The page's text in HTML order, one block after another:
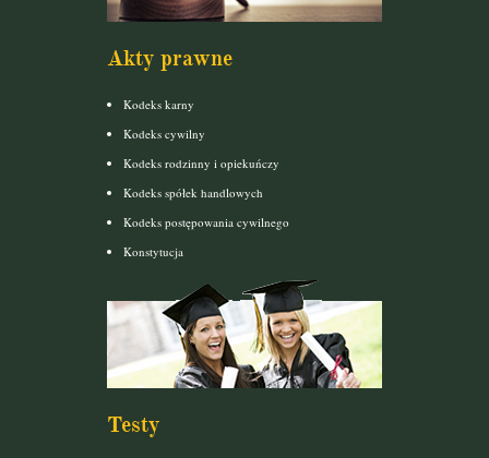
Akty prawne
Kodeks karny
Kodeks cywilny
Kodeks rodzinny i opiekuńczy
Kodeks spółek handlowych
Kodeks postępowania cywilnego
Konstytucja
Testy